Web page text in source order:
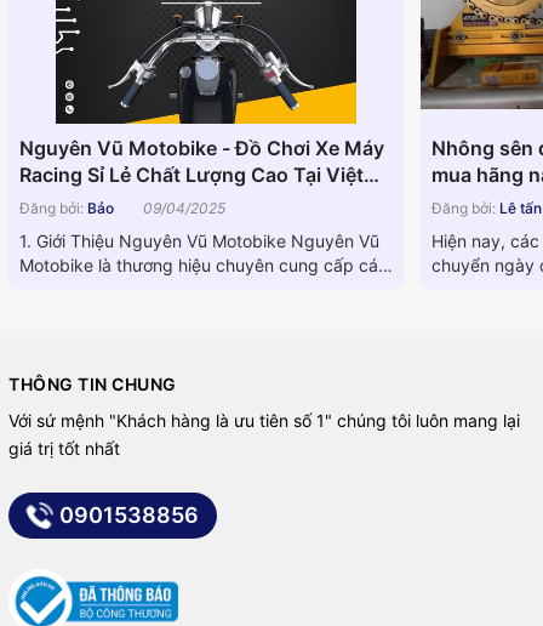
Nguyên Vũ Motobike - Đồ Chơi Xe Máy
Racing Sỉ Lẻ Chất Lượng Cao Tại Việt
Nam
Đăng bởi: Bảo 09/04/2025
1. Giới Thiệu Nguyên Vũ Motobike Nguyên Vũ
Motobike là thương hiệu chuyên cung cấp các
Nhông sên
mua hãng
Đăng bởi: Lê
Hiện nay,
chuyển ngày
THÔNG TIN CHUNG
Với sứ mệnh "Khách hàng là ưu tiên số 1" chúng tôi luôn mang lại
giá trị tốt nhất
0901538856